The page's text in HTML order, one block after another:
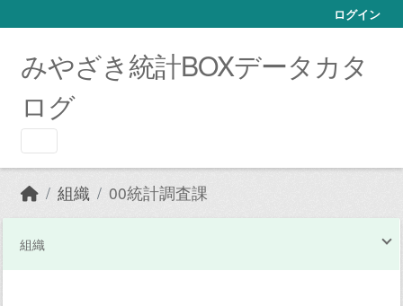
ログイン
みやざき統計BOXデータカタ
ログ
組織 00統計調査課
組織